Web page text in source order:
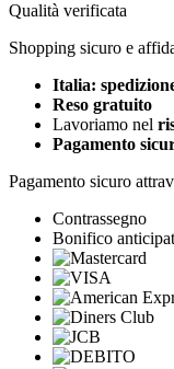
Qualità verificata
Shopping sicuro e
Italia:
Reso gratuito
Lavoriamo nel
Pagamento
Pagamento sicuro
Contrassegno
Bonifico